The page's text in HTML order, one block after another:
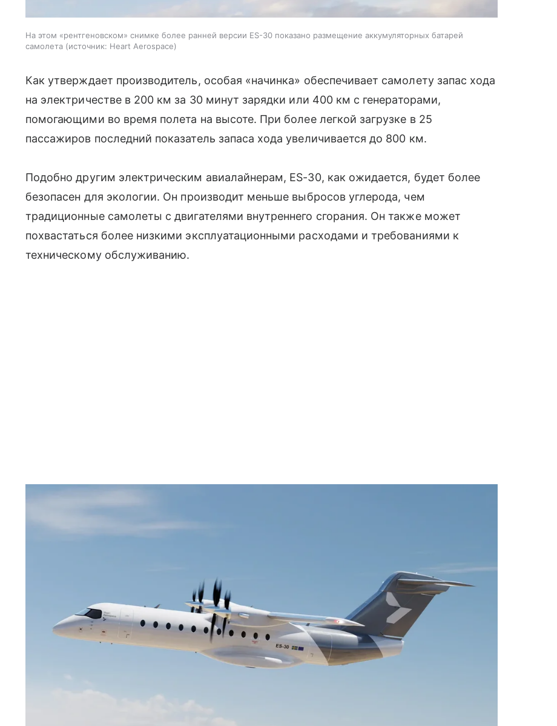
На этом «рентгеновском» снимке более ранней версии ES-30 показано размещение аккумуляторных батарей
самолета
источник: Heart Aerospace
Как утверждает производитель, особая «начинка» обеспечивает самолету запас хода
на электричестве в 200 км за 30 минут зарядки или 400 км с генераторами,
помогающими во время полета на высоте. При более легкой загрузке в 25
пассажиров последний показатель запаса хода увеличивается до 800 км.
Подобно другим электрическим авиалайнерам, ES-30, как ожидается, будет более
безопасен для экологии. Он производит меньше выбросов углерода, чем
традиционные самолеты с двигателями внутреннего сгорания. Он также может
похвастаться более низкими эксплуатационными расходами и требованиями к
техническому обслуживанию.